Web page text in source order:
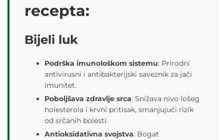
recepta:
Bijeli luk
Podrška imunološkom sistemu: Prirodni
antivirusni i antibakterijski saveznik za jači
imunitet.
Poboljšava zdravlje srca: Snižava nivo lošeg
holesterola i krvni pritisak, smanjujući rizik
od srčanih bolesti.
Antioksidativna svojstva: Bogat